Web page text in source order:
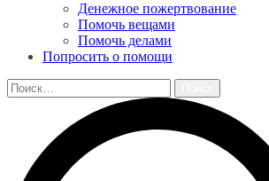
Денежное пожертвование
Помочь вещами
Помочь делами
Попросить о помощи
Найти: